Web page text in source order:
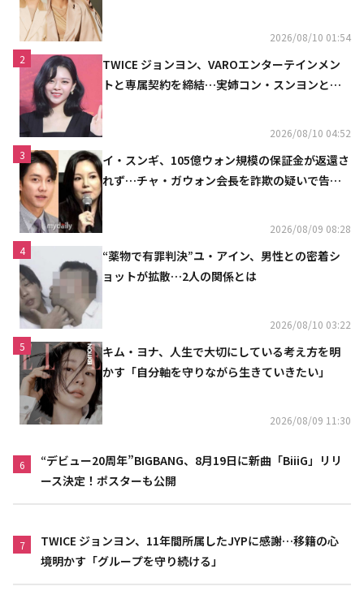
2026/08/10 01:54
2
TWICE ジョンヨン、VAROエンターテインメン
トと専属契約を締結…実姉コン・スンヨンと同
2026/08/10 04:52
3
イ・スンギ、105億ウォン規模の保証金が返還さ
れず…チャ・ガウォン会長を詐欺の疑いで告訴
2026/08/09 08:28
4
“薬物で有罪判決”ユ・アイン、男性との密着シ
ョットが拡散…2人の関係とは
2026/08/10 03:22
5
キム・ヨナ、人生で大切にしている考え方を明
かす「自分軸を守りながら生きていきたい」
2026/08/09 11:30
6
“デビュー20周年”BIGBANG、8月19日に新曲「BiiiG」リリ
ース決定！ポスターも公開
7
TWICE ジョンヨン、11年間所属したJYPに感謝…移籍の心
境明かす「グループを守り続ける」